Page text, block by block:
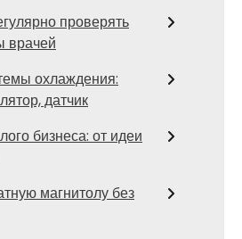
проверять
врачей
охлаждения:
датчик
бизнеса: от идеи
магнитолу без